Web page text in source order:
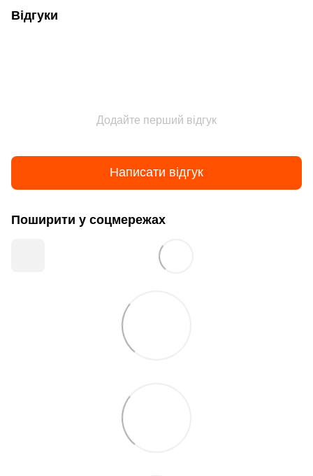
Відгуки
Додайте перший відгук
Написати відгук
Поширити у соцмережах